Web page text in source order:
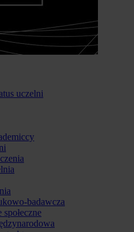
uczelni
badawcza